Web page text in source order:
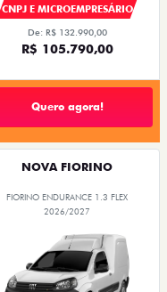
CNPJ E MICROEMPRESÁRIO
De: R$ 132.990,00
R$ 105.790,00
Quero agora!
NOVA FIORINO
FIORINO ENDURANCE 1.3 FLEX
2026/2027